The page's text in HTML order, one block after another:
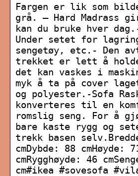
Fargen er lik som
grå. – Hard Madrass
kan du bruke hver
Under setet for
sengetøy, etc.- Den
trekket er lett å
det kan vaskes i
myk å ta på cover
og polyester.-Sofa
konverteres til en
romslig seng. For å
bare kaste rygg og
trekk basen
cmDybde: 88 cmHøyde:
cmRygghøyde: 46
cm#ikea #sovesofa